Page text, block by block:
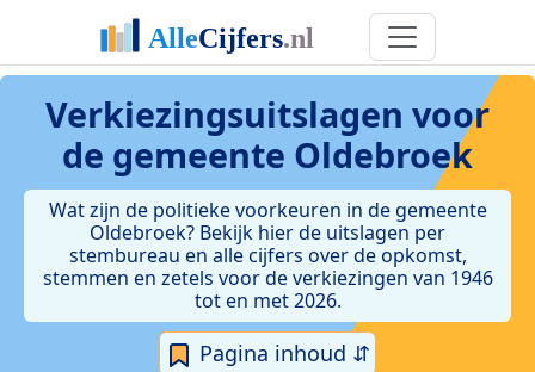
Verkiezingsuitslagen voor
de gemeente Oldebroek
Wat zijn de politieke voorkeuren in de gemeente
Oldebroek? Bekijk hier de uitslagen per
stembureau en alle cijfers over de opkomst,
stemmen en zetels voor de verkiezingen van 1946
tot en met 2026.
Pagina inhoud ⇵